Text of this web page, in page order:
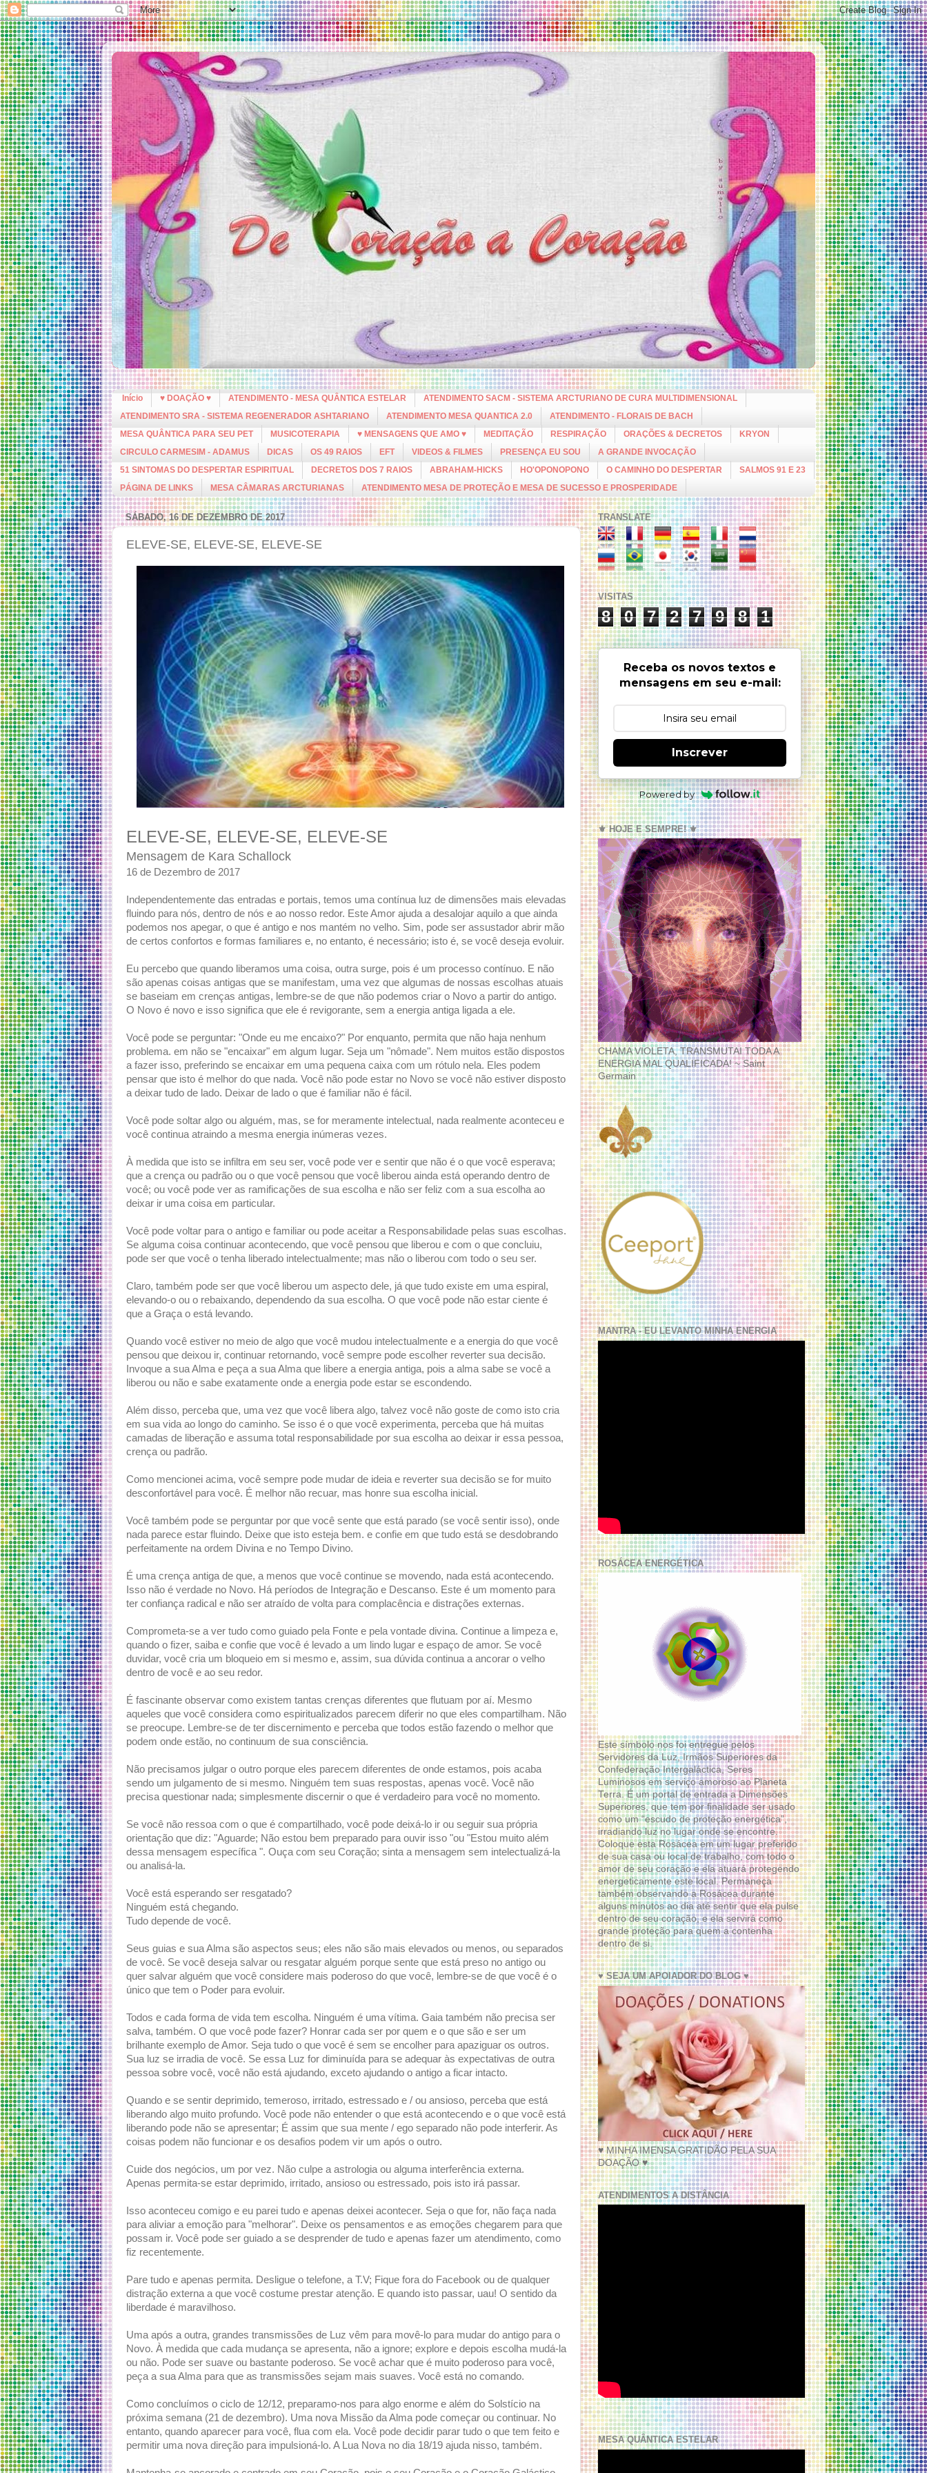
Início ♥ DOAÇÃO ♥ ATENDIMENTO - MESA QUÂNTICA ESTELAR
ATENDIMENTO SACM - SISTEMA ARCTURIANO DE CURA MULTIDIMENSIONAL
ATENDIMENTO SRA - SISTEMA REGENERADOR ASHTARIANO
ATENDIMENTO MESA QUANTICA 2.0
ATENDIMENTO - FLORAIS DE BACH
MESA QUÂNTICA PARA SEU PET
MUSICOTERAPIA ♥ MENSAGENS QUE AMO ♥ MEDITAÇÃO RESPIRAÇÃO ORAÇÕES & DECRETOS
KRYON
CIRCULO CARMESIM - ADAMUS
DICAS OS 49 RAIOS EFT VIDEOS & FILMES PRESENÇA EU SOU
A GRANDE INVOCAÇÃO
51 SINTOMAS DO DESPERTAR ESPIRITUAL
DECRETOS DOS 7 RAIOS ABRAHAM-HICKS HO'OPONOPONO O CAMINHO DO DESPERTAR
SALMOS 91 E 23
PÁGINA DE LINKS
MESA CÂMARAS ARCTURIANAS ATENDIMENTO MESA DE PROTEÇÃO E MESA DE SUCESSO E PROSPERIDADE
SÁBADO, 16 DE DEZEMBRO DE 2017
ELEVE-SE, ELEVE-SE, ELEVE-SE
ELEVE-SE, ELEVE-SE, ELEVE-SE
Mensagem de Kara Schallock
16 de Dezembro de 2017
Independentemente das entradas e portais, temos uma contínua luz de dimensões mais elevadas
fluindo para nós, dentro de nós e ao nosso redor. Este Amor ajuda a desalojar aquilo a que ainda
podemos nos apegar, o que é antigo e nos mantém no velho. Sim, pode ser assustador abrir mão
de certos confortos e formas familiares e, no entanto, é necessário; isto é, se você deseja evoluir.
Eu percebo que quando liberamos uma coisa, outra surge, pois é um processo contínuo. E não
são apenas coisas antigas que se manifestam, uma vez que algumas de nossas escolhas atuais
se baseiam em crenças antigas, lembre-se de que não podemos criar o Novo a partir do antigo.
O Novo é novo e isso significa que ele é revigorante, sem a energia antiga ligada a ele.
Você pode se perguntar: "Onde eu me encaixo?" Por enquanto, permita que não haja nenhum
problema. em não se "encaixar" em algum lugar. Seja um "nômade". Nem muitos estão dispostos
a fazer isso, preferindo se encaixar em uma pequena caixa com um rótulo nela. Eles podem
pensar que isto é melhor do que nada. Você não pode estar no Novo se você não estiver disposto
a deixar tudo de lado. Deixar de lado o que é familiar não é fácil.
Você pode soltar algo ou alguém, mas, se for meramente intelectual, nada realmente aconteceu e
você continua atraindo a mesma energia inúmeras vezes.
À medida que isto se infiltra em seu ser, você pode ver e sentir que não é o que você esperava;
que a crença ou padrão ou o que você pensou que você liberou ainda está operando dentro de
você; ou você pode ver as ramificações de sua escolha e não ser feliz com a sua escolha ao
deixar ir uma coisa em particular.
Você pode voltar para o antigo e familiar ou pode aceitar a Responsabilidade pelas suas escolhas.
Se alguma coisa continuar acontecendo, que você pensou que liberou e com o que concluiu,
pode ser que você o tenha liberado intelectualmente; mas não o liberou com todo o seu ser.
Claro, também pode ser que você liberou um aspecto dele, já que tudo existe em uma espiral,
elevando-o ou o rebaixando, dependendo da sua escolha. O que você pode não estar ciente é
que a Graça o está levando.
Quando você estiver no meio de algo que você mudou intelectualmente e a energia do que você
pensou que deixou ir, continuar retornando, você sempre pode escolher reverter sua decisão.
Invoque a sua Alma e peça a sua Alma que libere a energia antiga, pois a alma sabe se você a
liberou ou não e sabe exatamente onde a energia pode estar se escondendo.
Além disso, perceba que, uma vez que você libera algo, talvez você não goste de como isto cria
em sua vida ao longo do caminho. Se isso é o que você experimenta, perceba que há muitas
camadas de liberação e assuma total responsabilidade por sua escolha ao deixar ir essa pessoa,
crença ou padrão.
Como mencionei acima, você sempre pode mudar de ideia e reverter sua decisão se for muito
desconfortável para você. É melhor não recuar, mas honre sua escolha inicial.
Você também pode se perguntar por que você sente que está parado (se você sentir isso), onde
nada parece estar fluindo. Deixe que isto esteja bem. e confie em que tudo está se desdobrando
perfeitamente na ordem Divina e no Tempo Divino.
É uma crença antiga de que, a menos que você continue se movendo, nada está acontecendo.
Isso não é verdade no Novo. Há períodos de Integração e Descanso. Este é um momento para
ter confiança radical e não ser atraído de volta para complacência e distrações externas.
Comprometa-se a ver tudo como guiado pela Fonte e pela vontade divina. Continue a limpeza e,
quando o fizer, saiba e confie que você é levado a um lindo lugar e espaço de amor. Se você
duvidar, você cria um bloqueio em si mesmo e, assim, sua dúvida continua a ancorar o velho
dentro de você e ao seu redor.
É fascinante observar como existem tantas crenças diferentes que flutuam por aí. Mesmo
aqueles que você considera como espiritualizados parecem diferir no que eles compartilham. Não
se preocupe. Lembre-se de ter discernimento e perceba que todos estão fazendo o melhor que
podem onde estão, no continuum de sua consciência.
Não precisamos julgar o outro porque eles parecem diferentes de onde estamos, pois acaba
sendo um julgamento de si mesmo. Ninguém tem suas respostas, apenas você. Você não
precisa questionar nada; simplesmente discernir o que é verdadeiro para você no momento.
Se você não ressoa com o que é compartilhado, você pode deixá-lo ir ou seguir sua própria
orientação que diz: "Aguarde; Não estou bem preparado para ouvir isso "ou "Estou muito além
dessa mensagem específica ". Ouça com seu Coração; sinta a mensagem sem intelectualizá-la
ou analisá-la.
Você está esperando ser resgatado?
Ninguém está chegando.
Tudo depende de você.
Seus guias e sua Alma são aspectos seus; eles não são mais elevados ou menos, ou separados
de você. Se você deseja salvar ou resgatar alguém porque sente que está preso no antigo ou
quer salvar alguém que você considere mais poderoso do que você, lembre-se de que você é o
único que tem o Poder para evoluir.
Todos e cada forma de vida tem escolha. Ninguém é uma vítima. Gaia também não precisa ser
salva, também. O que você pode fazer? Honrar cada ser por quem e o que são e ser um
brilhante exemplo de Amor. Seja tudo o que você é sem se encolher para apaziguar os outros.
Sua luz se irradia de você. Se essa Luz for diminuída para se adequar às expectativas de outra
pessoa sobre você, você não está ajudando, exceto ajudando o antigo a ficar intacto.
Quando e se sentir deprimido, temeroso, irritado, estressado e / ou ansioso, perceba que está
liberando algo muito profundo. Você pode não entender o que está acontecendo e o que você está
liberando pode não se apresentar; É assim que sua mente / ego separado não pode interferir. As
coisas podem não funcionar e os desafios podem vir um após o outro.
Cuide dos negócios, um por vez. Não culpe a astrologia ou alguma interferência externa.
Apenas permita-se estar deprimido, irritado, ansioso ou estressado, pois isto irá passar.
Isso aconteceu comigo e eu parei tudo e apenas deixei acontecer. Seja o que for, não faça nada
para aliviar a emoção para "melhorar". Deixe os pensamentos e as emoções chegarem para que
possam ir. Você pode ser guiado a se desprender de tudo e apenas fazer um atendimento, como
fiz recentemente.
Pare tudo e apenas permita. Desligue o telefone, a T.V; Fique fora do Facebook ou de qualquer
distração externa a que você costume prestar atenção. E quando isto passar, uau! O sentido da
liberdade é maravilhoso.
Uma após a outra, grandes transmissões de Luz vêm para movê-lo para mudar do antigo para o
Novo. À medida que cada mudança se apresenta, não a ignore; explore e depois escolha mudá-la
ou não. Pode ser suave ou bastante poderoso. Se você achar que é muito poderoso para você,
peça a sua Alma para que as transmissões sejam mais suaves. Você está no comando.
Como concluímos o ciclo de 12/12, preparamo-nos para algo enorme e além do Solstício na
próxima semana (21 de dezembro). Uma nova Missão da Alma pode começar ou continuar. No
entanto, quando aparecer para você, flua com ela. Você pode decidir parar tudo o que tem feito e
permitir uma nova direção para impulsioná-lo. A Lua Nova no dia 18/19 ajuda nisso, também.
TRANSLATE
VISITAS
8 0 7 2 7 9 8 1
Receba os novos textos e
mensagens em seu e-mail:
Inscrever
Powered by
⚜️ HOJE E SEMPRE! ⚜️
CHAMA VIOLETA, TRANSMUTAI TODA A
ENERGIA MAL QUALIFICADA! ~ Saint
Germain
MANTRA - EU LEVANTO MINHA ENERGIA
ROSÁCEA ENERGÉTICA
Este símbolo nos foi entregue pelos
Servidores da Luz, Irmãos Superiores da
Confederação Intergaláctica, Seres
Luminosos em serviço amoroso ao Planeta
Terra. É um portal de entrada a Dimensões
Superiores, que tem por finalidade ser usado
como um “escudo de proteção energética”,
irradiando luz no lugar onde se encontre.
Coloque esta Rosácea em um lugar preferido
de sua casa ou local de trabalho, com todo o
amor de seu coração e ela atuará protegendo
energeticamente este local. Permaneça
também observando a Rosácea durante
alguns minutos ao dia até sentir que ela pulse
dentro de seu coração, e ela servirá como
grande proteção para quem a contenha
dentro de si.
♥ SEJA UM APOIADOR DO BLOG ♥
♥ MINHA IMENSA GRATIDÃO PELA SUA
DOAÇÃO ♥
ATENDIMENTOS A DISTÂNCIA
MESA QUÂNTICA ESTELAR